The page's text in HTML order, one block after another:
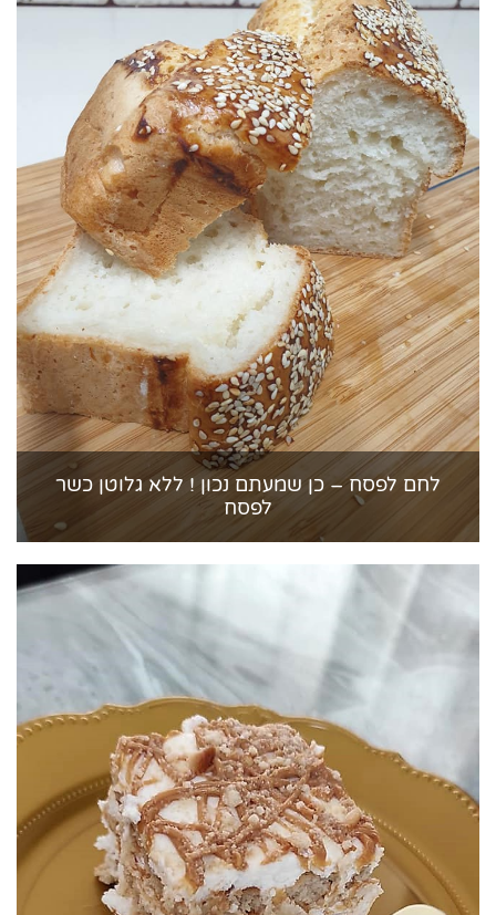
לחם לפסח – כן שמעתם נכון ! ללא גלוטן כשר
לפסח